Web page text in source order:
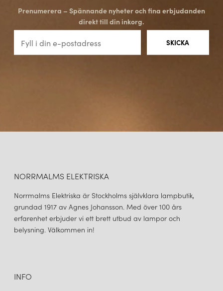
Prenumerera – Spännande nyheter och fina erbjudanden
direkt till din inkorg.
NORRMALMS ELEKTRISKA
Norrmalms Elektriska är Stockholms självklara lampbutik,
grundad 1917 av Agnes Johansson. Med över 100 års
erfarenhet erbjuder vi ett brett utbud av lampor och
belysning. Välkommen in!
INFO